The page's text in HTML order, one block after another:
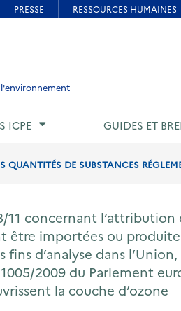
ICPE GUIDES ET
DE SUBSTANCES
11 concernant
être importées ou
d’analyse dans l’Union,
2009 du Parlement
la couche d’ozone